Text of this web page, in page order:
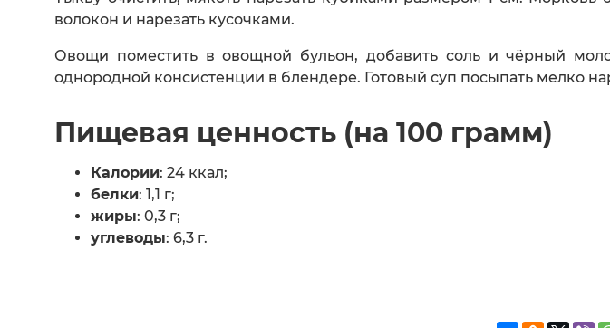
волокон и нарезать кусочками.
Овощи поместить в овощной бульон, добавить соль и чёрный
однородной консистенции в блендере. Готовый суп посыпать мелко
Пищевая ценность (на 100 грамм)
Калории: 24 ккал;
белки: 1,1 г;
жиры: 0,3 г;
углеводы: 6,3 г.